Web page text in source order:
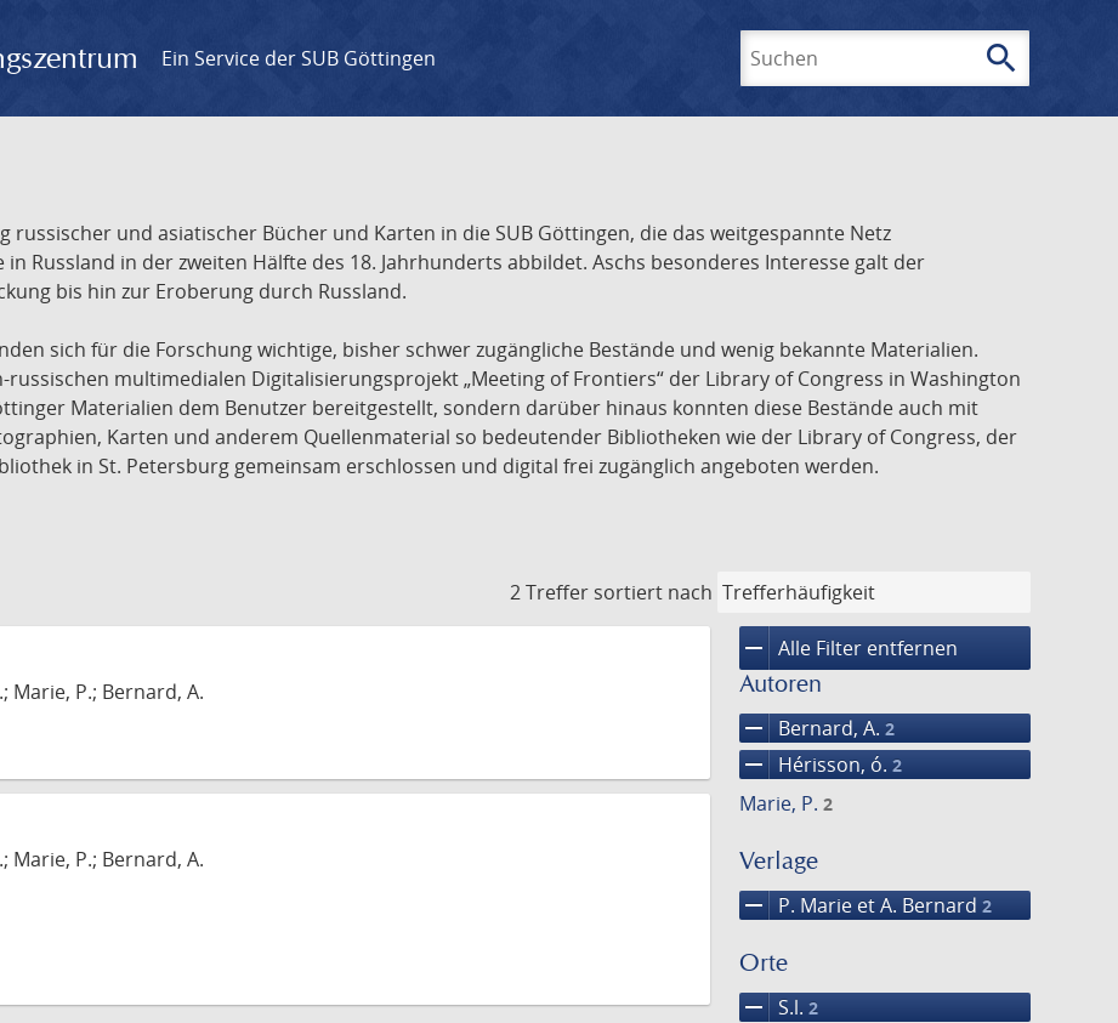
Ein Service der SUB Göttingen search
russischer und asiatischer Bücher und Karten in die SUB Göttingen, die das weitgespannte Netz
Russland in der zweiten Hälfte des 18. Jahrhunderts abbildet. Aschs besonderes Interesse galt der
bis hin zur Eroberung durch Russland.
sich für die Forschung wichtige, bisher schwer zugängliche Bestände und wenig bekannte Materialien.
multimedialen Digitalisierungsprojekt „Meeting of Frontiers“ der Library of Congress in Washington
Materialien dem Benutzer bereitgestellt, sondern darüber hinaus konnten diese Bestände auch mit
Karten und anderem Quellenmaterial so bedeutender Bibliotheken wie der Library of Congress, der
in St. Petersburg gemeinsam erschlossen und digital frei zugänglich angeboten werden.
2 Treffer sortiert nach
remove Alle Filter entfernen
Autoren
remove Bernard, A. 2
remove Hérisson, ó. 2
Marie, P. 2
Verlage
remove P. Marie et A. Bernard 2
Orte
remove S.l. 2
Marie, P.; Bernard, A.
Marie, P.; Bernard, A.